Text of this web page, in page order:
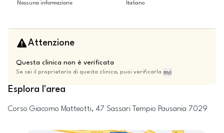
Nessuna informazione Italiano
Attenzione
Questa clinica non è verificata
Se sei il proprietario di questa clinica, puoi verificarla qui
Esplora l'area
Corso Giacomo Matteotti, 47 Sassari Tempio Pausania 7029